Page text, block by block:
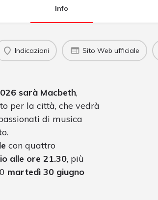
Info
Indicazioni Sito Web ufficiale
sarà Macbeth,
per la città, che vedrà
di musica
con quattro
alle ore 21.30, più
martedì 30 giugno